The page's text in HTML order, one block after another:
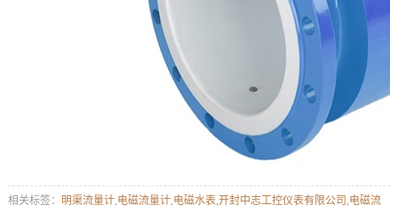
相关标签： 明渠流量计, 电磁流量计, 电磁水表, 开封中志工控仪表有限公司 电磁流